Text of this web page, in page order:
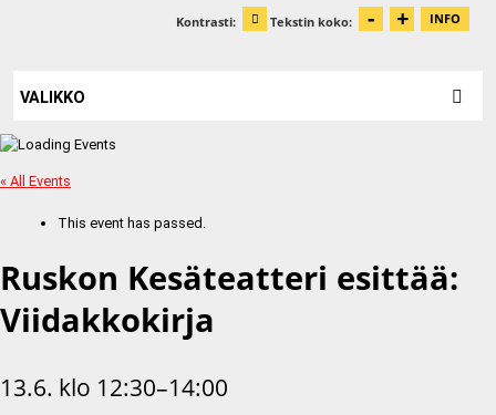
Kontrasti: Muuta kontrastia
Tekstin koko: - + INFO
VALIKKO
« All Events
This event has passed.
Ruskon Kesäteatteri esittää:
Viidakkokirja
13.6. klo 12:30–14:00